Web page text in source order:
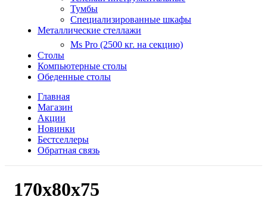
Тумбы
Специализированные шкафы
Металлические стеллажи
Ms Pro (2500 кг. на секцию)
Столы
Компьютерные столы
Обеденные столы
Главная
Магазин
Акции
Новинки
Бестселлеры
Обратная связь
170х80х75